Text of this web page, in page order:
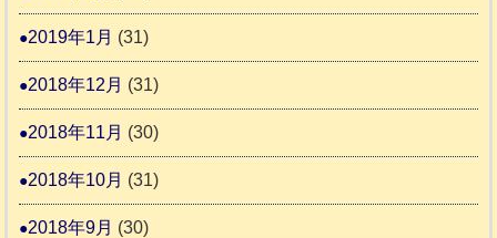
2019年1月 (31)
2018年12月 (31)
2018年11月 (30)
2018年10月 (31)
2018年9月 (30)